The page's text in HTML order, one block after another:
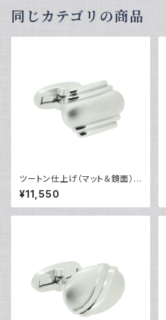
同じカテゴリの商品
ツートン仕上げ（マット＆鏡面）カ
フリンクス VQC-0801
¥11,550